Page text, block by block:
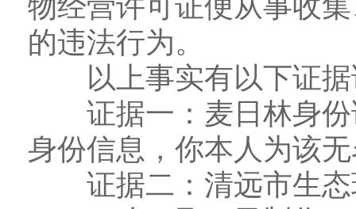
的违法行为。
以上事实有以下证据
证据一：麦日林身份
身份信息，你本人为该
证据二：清远市生态